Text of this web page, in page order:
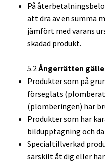
På
att dra av en summa
jämfört med varans
skadad produkt.
5.2Ångerrätten
Produkter som på
förseglats
(plomberingen) har
Produkter som har
bildupptagning och
Specialtillverkad
särskilt åt dig eller